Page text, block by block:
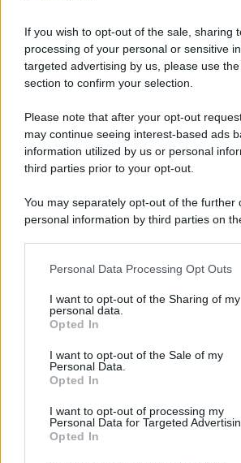
If you wish to opt-out of the sale, sharing
processing of your personal or sensitive
targeted advertising by us, please use
section to confirm your selection.
Please note that after your opt-out
may continue seeing interest-based ads
information utilized by us or personal
third parties prior to your opt-out.
You may separately opt-out of the further
personal information by third parties on
This information may also be disclosed
disclose it to other third parties.
Please note that this website/app uses
services and may gather and store
not limited to your visit or usage
grant or deny consent to Google and its
consent section.
Personal Data Processing Opt Outs
I want to opt-out of the Sharing of my
personal data.
Opted In
I want to opt-out of the Sale of my
Personal Data.
Opted In
I want to opt-out of processing my
Personal Data for Targeted
Opted In
P Plasm-on
Bannato
16 Agosto 2016
Dovrebbe essere la D board o la A board